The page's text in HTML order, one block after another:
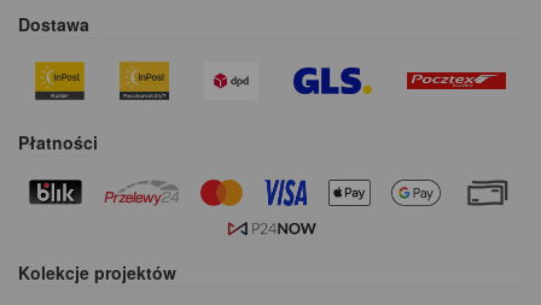
Dostawa
Płatności
Kolekcje projektów